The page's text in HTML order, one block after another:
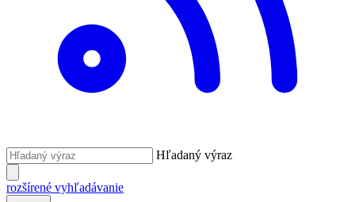
Hľadaný výraz
rozšírené vyhľadávanie